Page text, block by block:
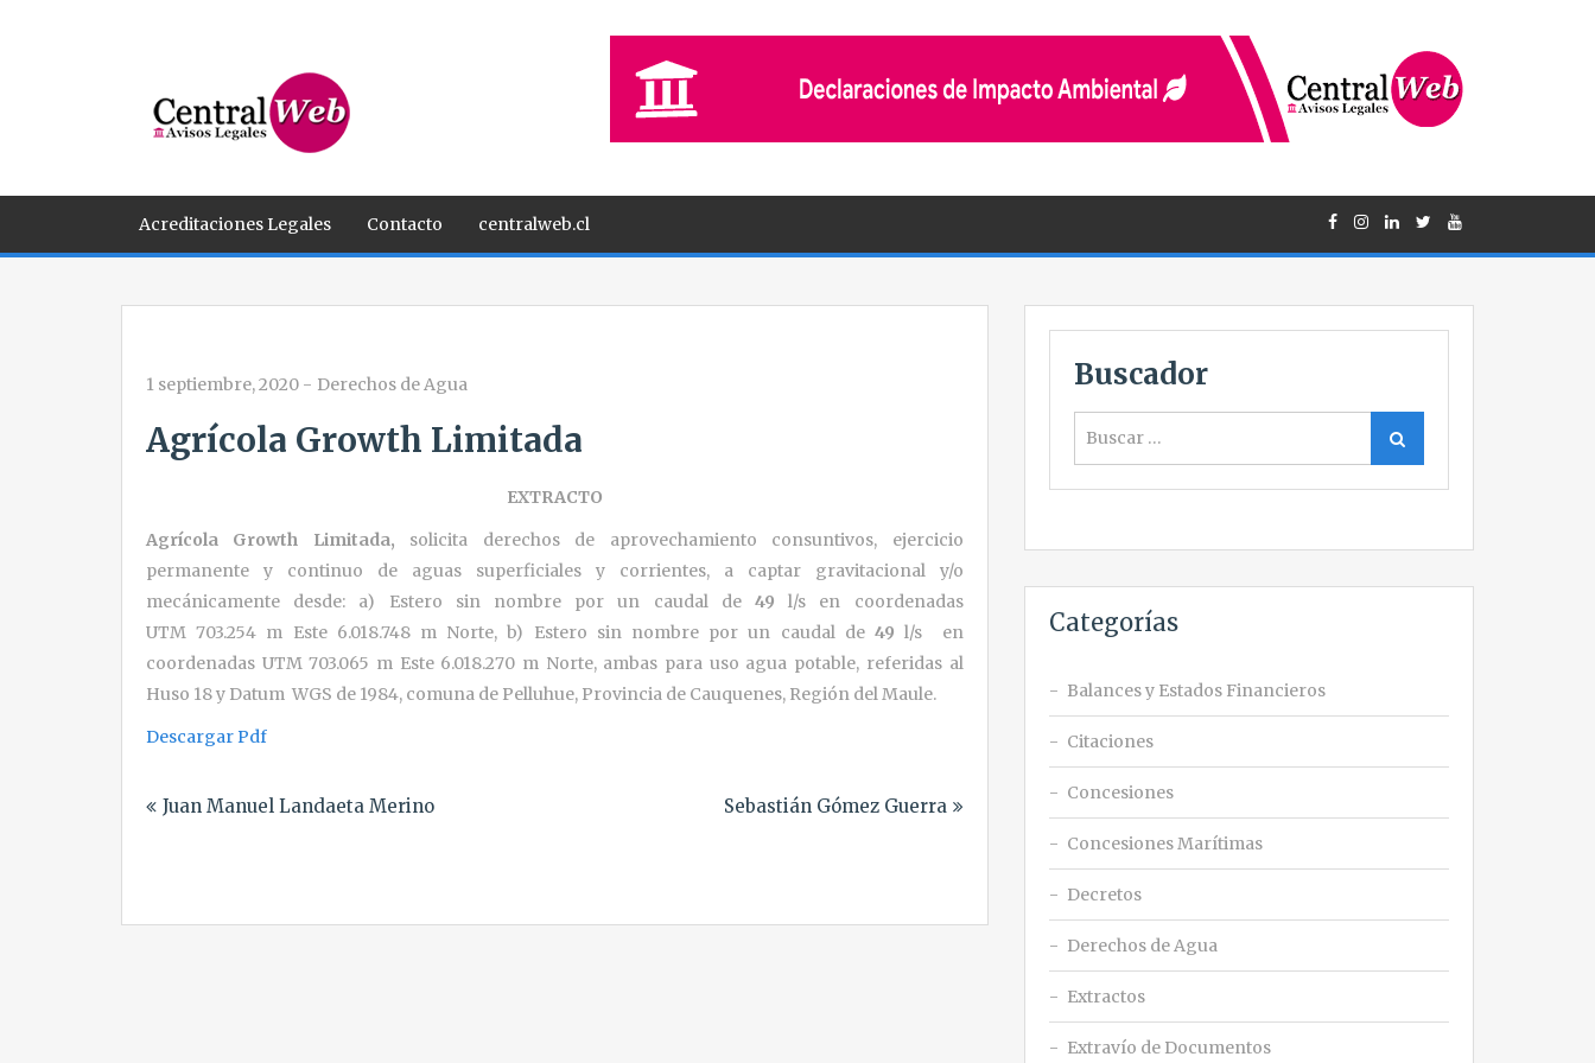
Acreditaciones Legales Contacto centralweb.cl
1 septiembre, 2020 - Derechos de Agua
Agrícola Growth Limitada
EXTRACTO
Agrícola Growth Limitada, solicita derechos de aprovechamiento consuntivos, ejercicio
permanente y continuo de aguas superficiales y corrientes, a captar gravitacional y/o
mecánicamente desde: a) Estero sin nombre por un caudal de 49 l/s en coordenadas
UTM 703.254 m Este 6.018.748 m Norte, b) Estero sin nombre por un caudal de 49 l/s en
coordenadas UTM 703.065 m Este 6.018.270 m Norte, ambas para uso agua potable, referidas al
Huso 18 y Datum WGS de 1984, comuna de Pelluhue, Provincia de Cauquenes, Región del Maule.
Descargar Pdf
deJuan Manuel Landaeta Merino Sebastián Gómez Guerra
Buscador
Buscar
Categorías
Balances y Estados Financieros
Citaciones
Concesiones
Concesiones Marítimas
Decretos
Derechos de Agua
Extractos
Extravío de Documentos